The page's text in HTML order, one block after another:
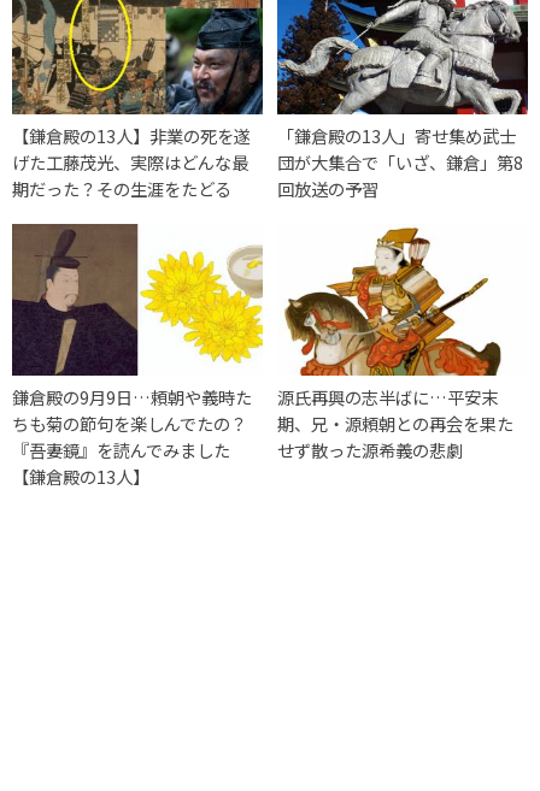
【鎌倉殿の13人】非業の死を遂
げた工藤茂光、実際はどんな最
期だった？その生涯をたどる
「鎌倉殿の13人」寄せ集め武士
団が大集合で「いざ、鎌倉」第8
回放送の予習
鎌倉殿の9月9日…頼朝や義時た
ちも菊の節句を楽しんでたの？
『吾妻鏡』を読んでみました
【鎌倉殿の13人】
源氏再興の志半ばに…平安末
期、兄・源頼朝との再会を果た
せず散った源希義の悲劇